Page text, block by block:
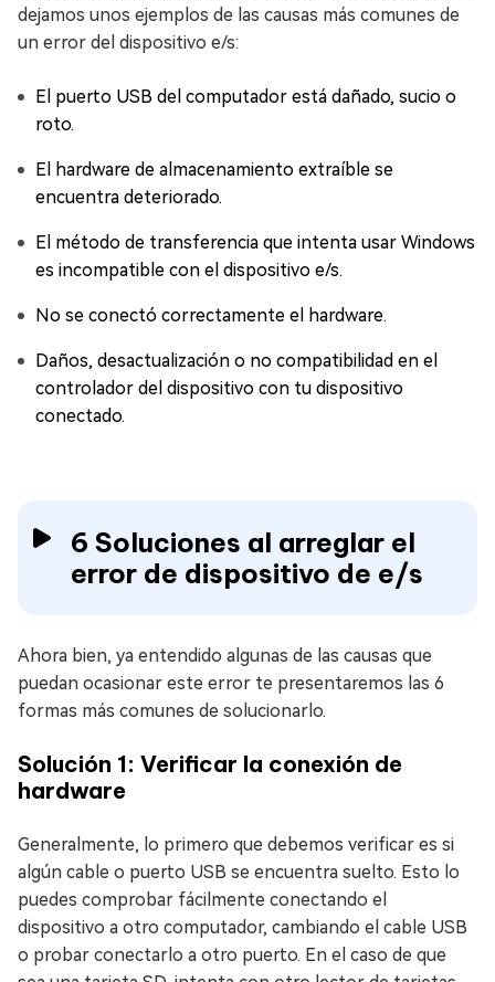
dejamos unos ejemplos de las causas más comunes de
un error del dispositivo e/s:
El puerto USB del computador está dañado, sucio o
roto.
El hardware de almacenamiento extraíble se
encuentra deteriorado.
El método de transferencia que intenta usar Windows
es incompatible con el dispositivo e/s.
No se conectó correctamente el hardware.
Daños, desactualización o no compatibilidad en el
controlador del dispositivo con tu dispositivo
conectado.
6 Soluciones al arreglar el
error de dispositivo de e/s
Ahora bien, ya entendido algunas de las causas que
puedan ocasionar este error te presentaremos las 6
formas más comunes de solucionarlo.
Solución 1: Verificar la conexión de
hardware
Generalmente, lo primero que debemos verificar es si
algún cable o puerto USB se encuentra suelto. Esto lo
puedes comprobar fácilmente conectando el
dispositivo a otro computador, cambiando el cable USB
o probar conectarlo a otro puerto. En el caso de que